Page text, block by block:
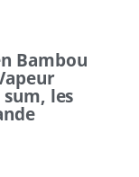
Bambou
les